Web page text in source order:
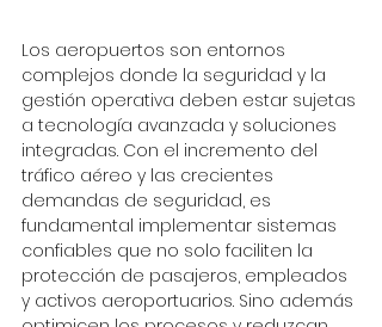
Los aeropuertos son entornos
complejos donde la seguridad y la
gestión operativa deben estar sujetas
a tecnología avanzada y soluciones
integradas. Con el incremento del
tráfico aéreo y las crecientes
demandas de seguridad, es
fundamental implementar sistemas
confiables que no solo faciliten la
protección de pasajeros, empleados
y activos aeroportuarios. Sino además